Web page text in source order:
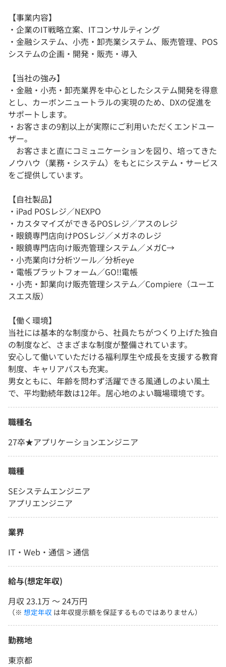
【事業内容】
・企業のIT戦略立案、ITコンサルティング
・金融システム、小売・卸売業システム、販売管理、POS
システムの企画・開発・販売・導入
【当社の強み】
・金融・小売・卸売業界を中心としたシステム開発を得意
とし、カーボンニュートラルの実現のため、DXの促進を
サポートします。
・お客さまの9割以上が実際にご利用いただくエンドユー
ザー。
お客さまと直にコミュニケーションを図り、培ってきた
ノウハウ（業務・システム）をもとにシステム・サービス
をご提供しています。
【自社製品】
・iPad POSレジ／NEXPO
・カスタマイズができるPOSレジ／アスのレジ
・眼鏡専門店向けPOSレジ／メガネのレジ
・眼鏡専門店向け販売管理システム／メガC→
・小売業向け分析ツール／分析eye
・電帳プラットフォーム／GO!!電帳
・小売・卸業向け販売管理システム／Compiere（ユーエ
スエス版）
【働く環境】
当社には基本的な制度から、社員たちがつくり上げた独自
の制度など、さまざまな制度が整備されています。
安心して働いていただける福利厚生や成長を支援する教育
制度、キャリアパスも充実。
男女ともに、年齢を問わず活躍できる風通しのよい風土
で、平均勤続年数は12年。居心地のよい職場環境です。
職種名
27卒★アプリケーションエンジニア
職種
SEシステムエンジニア
アプリエンジニア
業界
IT・Web・通信 > 通信
給与(想定年収)
月収 23.1万 〜 24万円
（※ 想定年収 は年収提示額を保証するものではありません）
勤務地
東京都